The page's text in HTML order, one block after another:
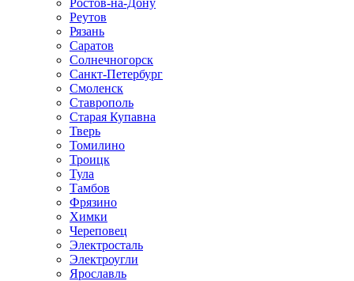
Ростов-на-Дону
Реутов
Рязань
Саратов
Солнечногорск
Санкт-Петербург
Смоленск
Ставрополь
Старая Купавна
Тверь
Томилино
Троицк
Тула
Тамбов
Фрязино
Химки
Череповец
Электросталь
Электроугли
Ярославль